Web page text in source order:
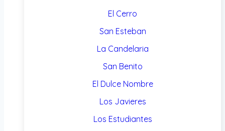
El Cerro
San Esteban
La Candelaria
San Benito
El Dulce Nombre
Los Javieres
Los Estudiantes